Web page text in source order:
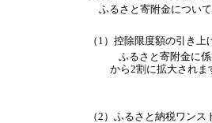
ふるさと寄附金につい
（1）控除限度額の引き上
ふるさと寄附金に係る
から2割に拡大されま
（2）ふるさと納税ワン